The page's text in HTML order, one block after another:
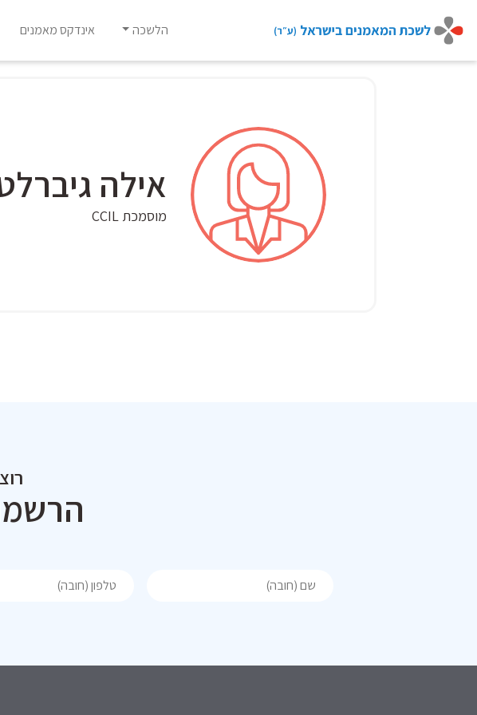
to
הלשכה אינדקס מאמנים
אילה
מוסמכת CCIL